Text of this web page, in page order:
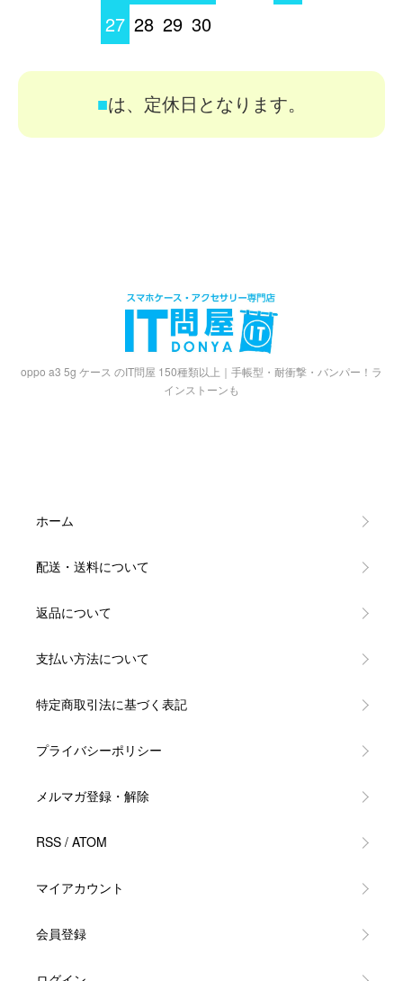
27 28 29 30
■は、定休日となります。
oppo a3 5g ケース のIT問屋 150種類以上｜手帳型・耐衝撃・バンパー！ラ
インストーンも
ホーム
配送・送料について
返品について
支払い方法について
特定商取引法に基づく表記
プライバシーポリシー
メルマガ登録・解除
RSS / ATOM
マイアカウント
会員登録